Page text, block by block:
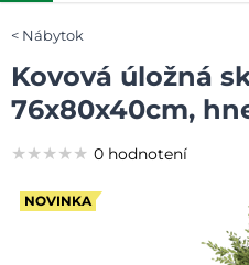
Nábytok
Kovová úložná
76x80x40cm,
NOVINKA
★★★★★
★★★★★
★★★★★ 0 hodnotení